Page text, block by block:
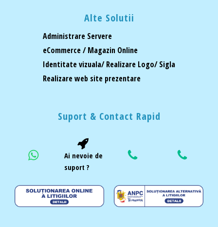
Alte Solutii
Administrare Servere
eCommerce / Magazin Online
Identitate vizuala/ Realizare Logo/ Sigla
Realizare web site prezentare
Suport & Contact Rapid
Ai nevoie de
suport ?